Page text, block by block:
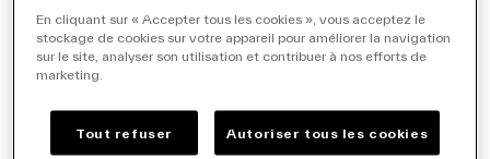
qu’ils effectuent des tâches à plus forte
valeur ajoutée et optimiser le retour sur
investissement.
Grâce à l’affichage E-paper, les étiquettes
En cliquant sur « Accepter tous les cookies », vous acceptez le
stockage de cookies sur votre appareil pour améliorer la navigation
sur le site, analyser son utilisation et contribuer à nos efforts de
marketing.
Tout refuser Autoriser tous les cookies